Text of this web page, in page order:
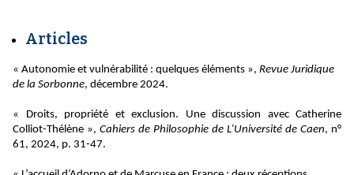
Articles
« Autonomie et vulnérabilité : quelques éléments », Revue Juridique
de la Sorbonne, décembre 2024.
« Droits, propriété et exclusion. Une discussion avec Catherine
Colliot-Thélène », Cahiers de Philosophie de L’Université de Caen, n°
61, 2024, p. 31-47.